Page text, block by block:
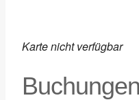
Karte nicht verfügbar
Buchungen